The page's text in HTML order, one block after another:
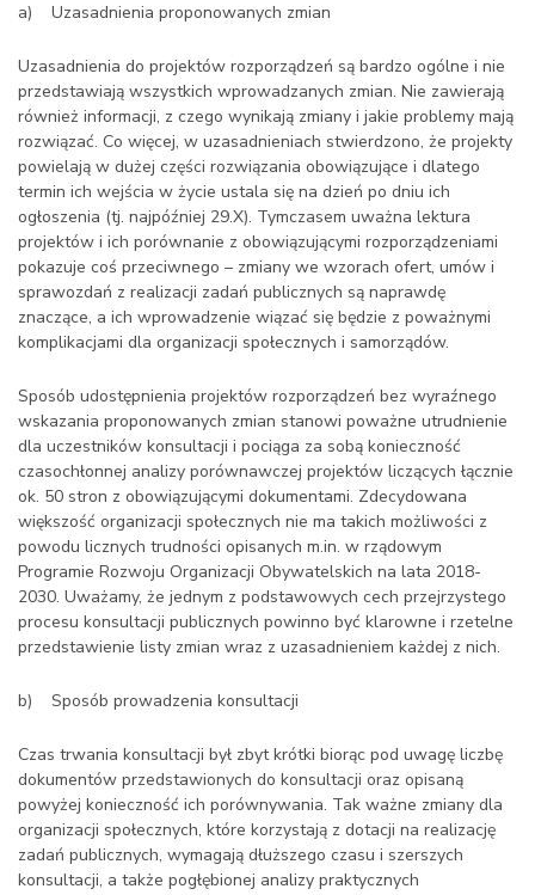
a) Uzasadnienia proponowanych zmian
Uzasadnienia do projektów rozporządzeń są bardzo ogólne i nie
przedstawiają wszystkich wprowadzanych zmian. Nie zawierają
również informacji, z czego wynikają zmiany i jakie problemy mają
rozwiązać. Co więcej, w uzasadnieniach stwierdzono, że projekty
powielają w dużej części rozwiązania obowiązujące i dlatego
termin ich wejścia w życie ustala się na dzień po dniu ich
ogłoszenia (tj. najpóźniej 29.X). Tymczasem uważna lektura
projektów i ich porównanie z obowiązującymi rozporządzeniami
pokazuje coś przeciwnego – zmiany we wzorach ofert, umów i
sprawozdań z realizacji zadań publicznych są naprawdę
znaczące, a ich wprowadzenie wiązać się będzie z poważnymi
komplikacjami dla organizacji społecznych i samorządów.
Sposób udostępnienia projektów rozporządzeń bez wyraźnego
wskazania proponowanych zmian stanowi poważne utrudnienie
dla uczestników konsultacji i pociąga za sobą konieczność
czasochłonnej analizy porównawczej projektów liczących łącznie
ok. 50 stron z obowiązującymi dokumentami. Zdecydowana
większość organizacji społecznych nie ma takich możliwości z
powodu licznych trudności opisanych m.in. w rządowym
Programie Rozwoju Organizacji Obywatelskich na lata 2018-
2030. Uważamy, że jednym z podstawowych cech przejrzystego
procesu konsultacji publicznych powinno być klarowne i rzetelne
przedstawienie listy zmian wraz z uzasadnieniem każdej z nich.
b) Sposób prowadzenia konsultacji
Czas trwania konsultacji był zbyt krótki biorąc pod uwagę liczbę
dokumentów przedstawionych do konsultacji oraz opisaną
powyżej konieczność ich porównywania. Tak ważne zmiany dla
organizacji społecznych, które korzystają z dotacji na realizację
zadań publicznych, wymagają dłuższego czasu i szerszych
konsultacji, a także pogłębionej analizy praktycznych